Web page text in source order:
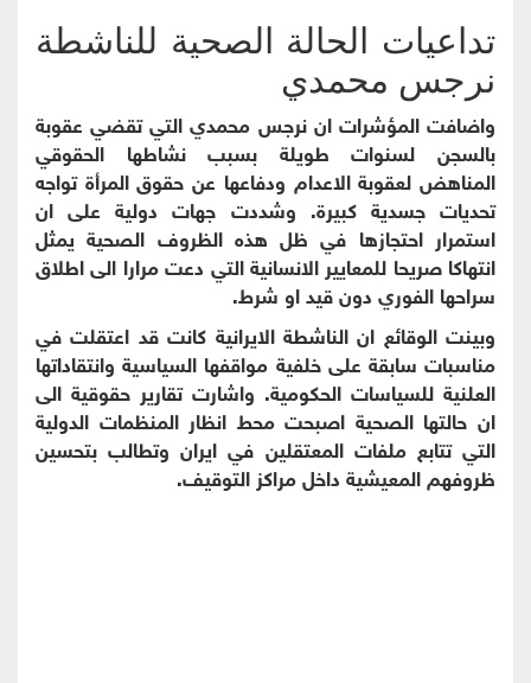
تداعيات الحالة الصحية للناشطة
نرجس محمدي
واضافت المؤشرات ان نرجس محمدي التي تقضي عقوبة
بالسجن لسنوات طويلة بسبب نشاطها الحقوقي
المناهض لعقوبة الاعدام ودفاعها عن حقوق المرأة تواجه
تحديات جسدية كبيرة. وشددت جهات دولية على ان
استمرار احتجازها في ظل هذه الظروف الصحية يمثل
انتهاكا صريحا للمعايير الانسانية التي دعت مرارا الى اطلاق
سراحها الفوري دون قيد او شرط.
وبينت الوقائع ان الناشطة الايرانية كانت قد اعتقلت في
مناسبات سابقة على خلفية مواقفها السياسية وانتقاداتها
العلنية للسياسات الحكومية. واشارت تقارير حقوقية الى
ان حالتها الصحية اصبحت محط انظار المنظمات الدولية
التي تتابع ملفات المعتقلين في ايران وتطالب بتحسين
ظروفهم المعيشية داخل مراكز التوقيف.